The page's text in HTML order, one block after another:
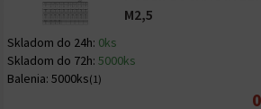
M2,5
Skladom do 24h: 0ks
Skladom do 72h: 5000ks
Balenia: 5000ks(1)